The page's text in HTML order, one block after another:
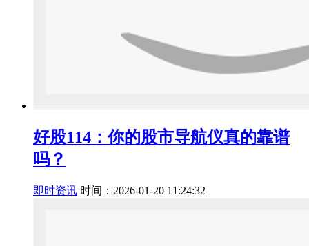
好股114：你的股市导航仪真的靠谱
吗？
即时资讯 时间：2026-01-20 11:24:32